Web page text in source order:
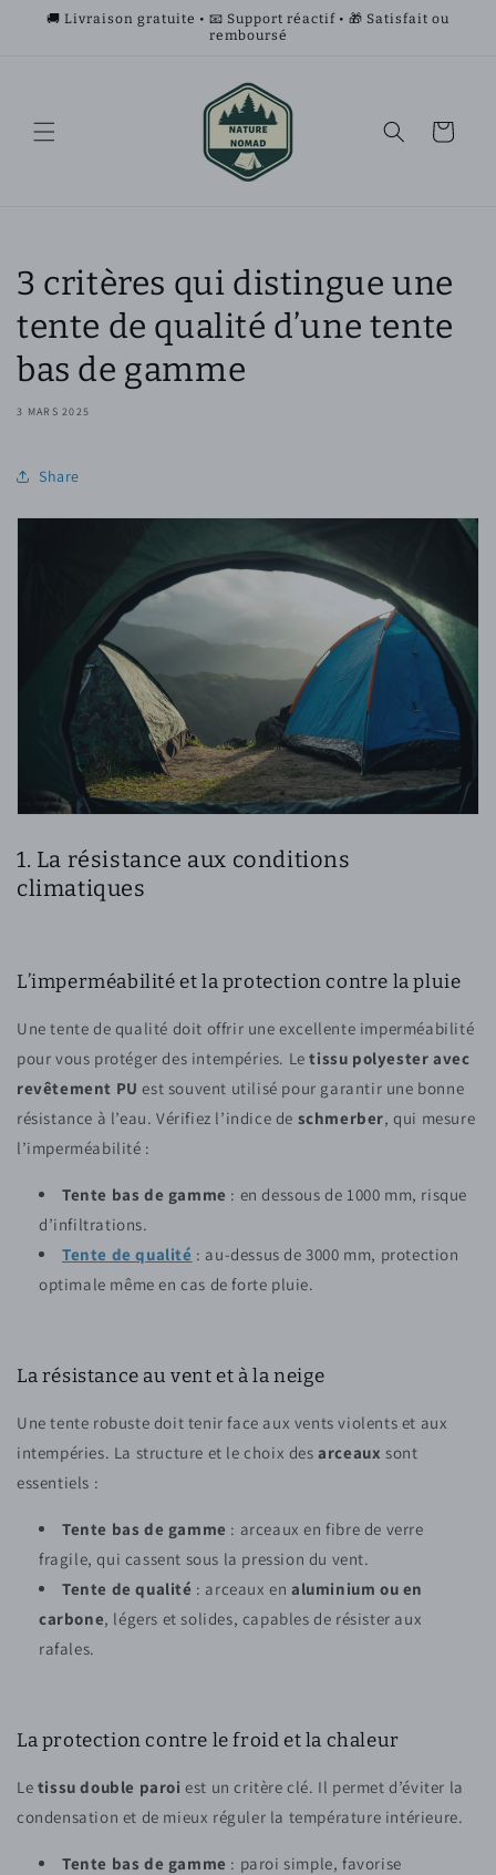
passer
🚚 Livraison gratuite • 📧 Support réactif • 🎁 Satisfait ou
remboursé
Panier
3 critères qui distingue une
tente de qualité d’une tente
bas de gamme
3 MARS 2025
Share
1. La résistance aux conditions
climatiques
L’imperméabilité et la protection contre la pluie
Une tente de qualité doit offrir une excellente imperméabilité
pour vous protéger des intempéries. Letissu polyester avec
revêtement PU est souvent utilisé pour garantir une bonne
résistance à l’eau. Vérifiez l’indice de schmerber, qui mesure
l’imperméabilité :
Tente bas de gamme : en dessous de 1000 mm, risque
d’infiltrations.
Tente de qualité : au-dessus de 3000 mm, protection
optimale même en cas de forte pluie.
La résistance au vent et à la neige
Une tente robuste doit tenir face aux vents violents et aux
intempéries. La structure et le choix desarceaux sont
essentiels :
Tente bas de gamme : arceaux en fibre de verre
fragile, qui cassent sous la pression du vent.
Tente de qualité : arceaux enaluminium ou en
carbone, légers et solides, capables de résister aux
rafales.
La protection contre le froid et la chaleur
Le tissu double paroi est un critère clé. Il permet d’éviter la
condensation et de mieux réguler la température intérieure.
Tente bas de gamme : paroi simple, favorise